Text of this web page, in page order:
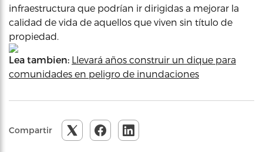
infraestructura que podrían ir dirigidas a mejorar la
calidad de vida de aquellos que viven sin título de
propiedad.
Lea tambien: Llevará años construir un dique para
comunidades en peligro de inundaciones
Compartir